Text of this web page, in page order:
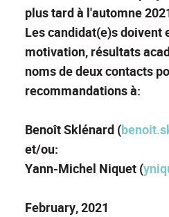
plus tard à l'automne
Les candidat(e)s doivent
motivation, résultats
noms de deux contacts
recommandations à:
Benoît Sklénard (
et/ou:
Yann-Michel Niquet (
February, 2021